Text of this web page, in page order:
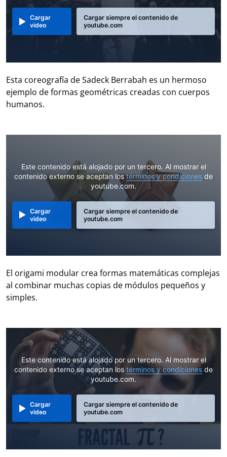
Cargar
video
Cargar siempre el contenido de
youtube.com
Esta coreografía de Sadeck Berrabah es un hermoso
ejemplo de formas geométricas creadas con cuerpos
humanos.
Este contenido está alojado por un tercero. Al mostrar el
contenido externo se aceptan lostérminos y condiciones de
youtube.com.
Cargar
video
Cargar siempre el contenido de
youtube.com
El origami modular crea formas matemáticas complejas
al combinar muchas copias de módulos pequeños y
simples.
Este contenido está alojado por un tercero. Al mostrar el
contenido externo se aceptan los términos y condiciones de
youtube.com.
Cargar
video
Cargar siempre el contenido de
youtube.com